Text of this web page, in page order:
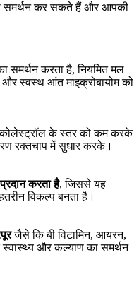
समर्थन कर सकते हैं और आपकी
समर्थन करता है, नियमित मल
स्वस्थ आंत माइक्रोबायोम को
के स्तर को कम करके
रक्तचाप में सुधार करके।
करता है, जिससे यह
विकल्प बनता है।
जैसे कि बी विटामिन, आयरन,
और कल्याण का समर्थन